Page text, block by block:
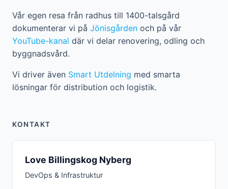
Vår egen resa från radhus till 1400-talsgård
dokumenterar vi på Jönisgården och på vår
YouTube-kanal där vi delar renovering, odling och
byggnadsvård.
Vi driver även Smart Utdelning med smarta
lösningar för distribution och logistik.
KONTAKT
Love Billingskog Nyberg
DevOps & Infrastruktur